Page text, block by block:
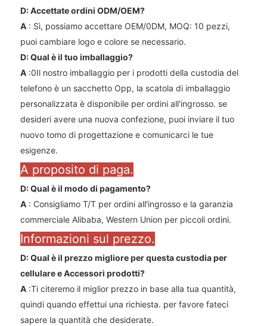
D: Accettate ordini ODM/OEM?
A : Sì, possiamo accettare OEM/0DM, MOQ: 10 pezzi,
puoi cambiare logo e colore se necessario.
D: Qual è il tuo imballaggio?
A :0Il nostro imballaggio per i prodotti della custodia del
telefono è un sacchetto Opp, la scatola di imballaggio
personalizzata è disponibile per ordini all'ingrosso. se
desideri avere una nuova confezione, puoi inviare il tuo
nuovo tomo di progettazione e comunicarci le tue
esigenze.
A proposito di paga.
D: Qual è il modo di pagamento?
A : Consigliamo T/T per ordini all'ingrosso e la garanzia
commerciale Alibaba, Western Union per piccoli ordini.
Informazioni sul prezzo.
D: Qual è il prezzo migliore per questa custodia per
cellulare eAccessori prodotti?
A :Ti citeremo il miglior prezzo in base alla tua quantità,
quindi quando effettui una richiesta. per favore fateci
sapere la quantità che desiderate.